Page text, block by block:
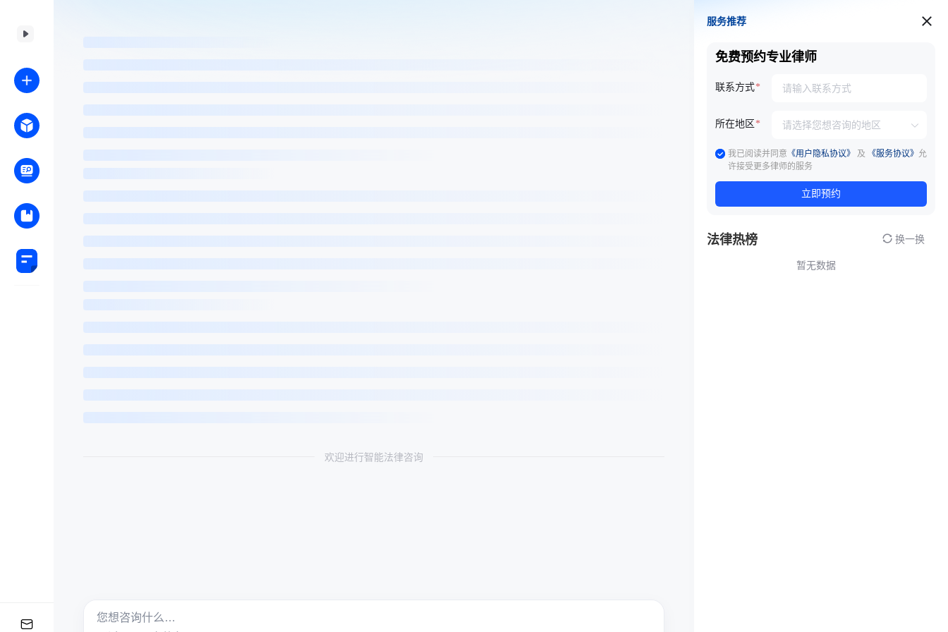
欢迎进行智能法律咨询
服务推荐
服务推荐
免费预约专业律师
联系方式
所在地区
我已阅读并同意 《用户隐私协议》 及 《服务协议》 允
许接受更多律师的服务
立即预约
法律热榜 换一换
暂无数据